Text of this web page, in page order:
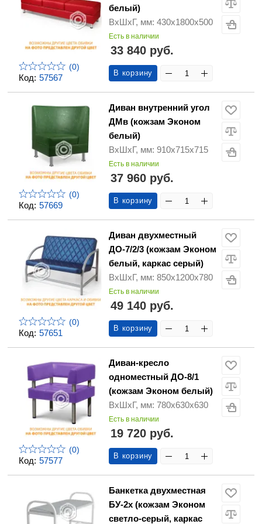
Код: 57567
(0)
белый)
ВхШхГ, мм: 430х1800х500
Есть в наличии
33 840 руб.
В корзину
Код: 57669
(0)
Диван внутренний угол
ДМв (кожзам Эконом
белый)
ВхШхГ, мм: 910х715х715
Есть в наличии
37 960 руб.
В корзину
Код: 57651
(0)
Диван двухместный
ДО-7/2/3 (кожзам Эконом
белый, каркас серый)
ВхШхГ, мм: 850х1200х780
Есть в наличии
49 140 руб.
В корзину
Код: 57577
(0)
Диван-кресло
одноместный ДО-8/1
(кожзам Эконом белый)
ВхШхГ, мм: 780х630х630
Есть в наличии
19 720 руб.
В корзину
Банкетка двухместная
БУ-2х (кожзам Эконом
светло-серый, каркас